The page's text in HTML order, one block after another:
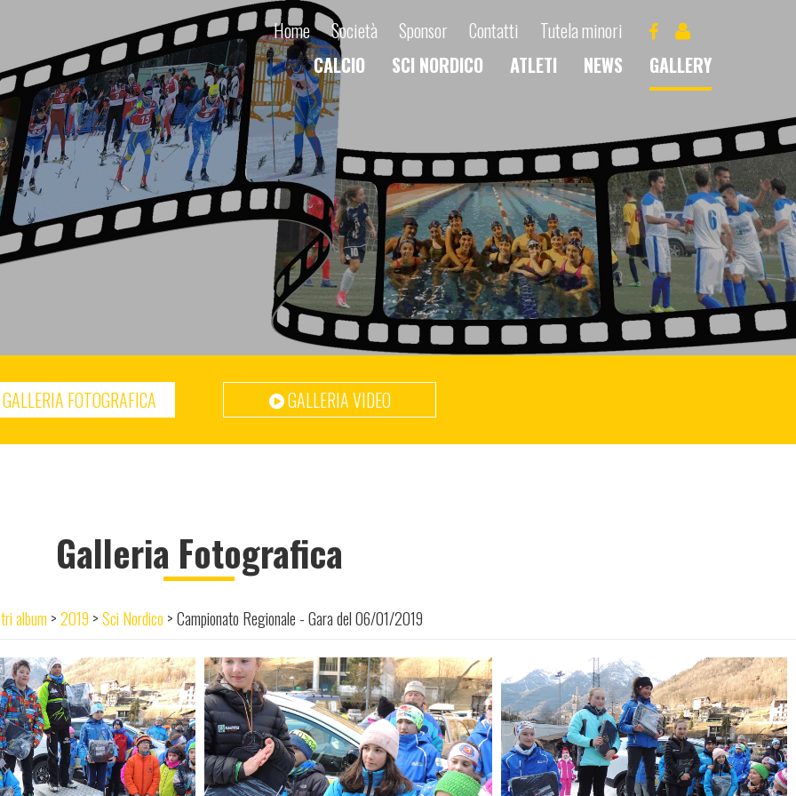
Home Società Sponsor Contatti
Tutela minori
CALCIO
SCI NORDICO ATLETI NEWS GALLERY
FOTOGRAFICA GALLERIA VIDEO
Galleria Fotografica
album >2019 >Sci Nordico >Campionato Regionale - Gara del 06/01/2019